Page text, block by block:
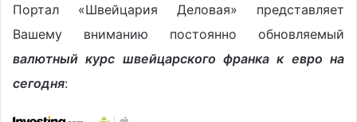
Портал «Швейцария Деловая» представляет
Вашему вниманию постоянно обновляемый
валютный курс швейцарского франка к евро на
сегодня: